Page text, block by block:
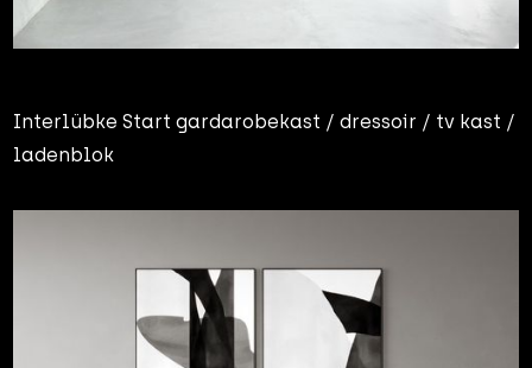
Interlübke Start gardarobekast / dressoir / tv kast /
ladenblok